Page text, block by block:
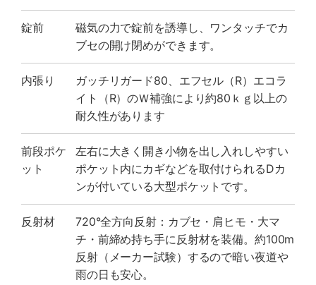
錠前
磁気の力で錠前を誘導し、ワンタッチでカ
ブセの開け閉めができます。
内張り
ガッチリガード80、エフセル（R）エコラ
イト（R）のＷ補強により約80ｋｇ以上の
耐久性があります
前段ポケ
ット
左右に大きく開き小物を出し入れしやすい
ポケット内にカギなどを取付けられるDカ
ンが付いている大型ポケットです。
反射材
720°全方向反射：カブセ・肩ヒモ・大マ
チ・前締め持ち手に反射材を装備。約100m
反射（メーカー試験）するので暗い夜道や
雨の日も安心。